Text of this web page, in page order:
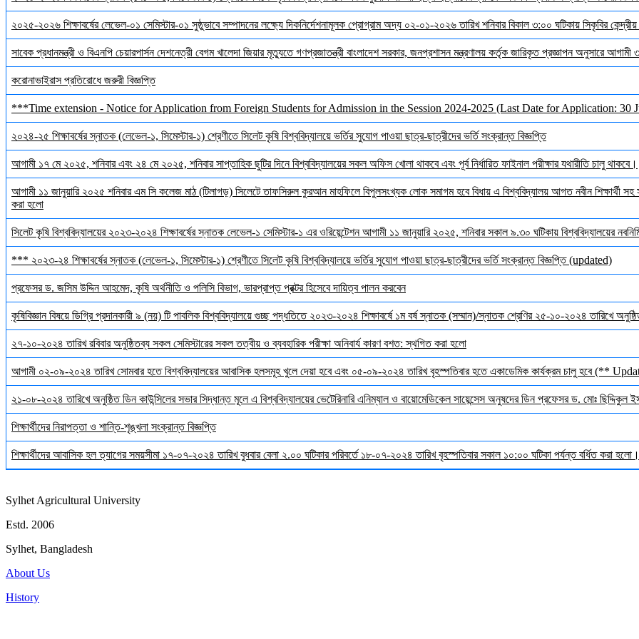
২০২৫-২০২৬ শিক্ষাবর্ষের লেভেল-০১ সেমিস্টার-০১ সুষ্ঠুভাবে সম্পাদনের লক্ষ্যে দিকনির্দেশনামূলক প্রোগ্রাম অদ্য ০২-০১-২০২৬ তারিখ শনিবার বিকাল ৩:০০ ঘটিকায় সিকৃবির
সাবেক প্রধানমন্ত্রী ও বিএনপি চেয়ারপার্সন দেশনেত্রী বেগম খালেদা জিয়ার মৃত্যুতে গণপ্রজাতন্ত্রী বাংলাদেশ সরকার, জনপ্রশাসন মন্ত্রণালয় কর্তৃক জারিকৃত প্রজ্ঞাপন অনুসারে
করোনাভাইরাস প্রতিরোধে জরুরী বিজ্ঞপ্তি
***Time extension - Notice for Application from Foreign Students for Admission in the Session 2024-2025 (Last Date for Application: 30
২০২৪-২৫ শিক্ষাবর্ষের স্নাতক (লেভেল-১, সিমেস্টার-১) শ্রেণীতে সিলেট কৃষি বিশ্ববিদ্যালয়ে ভর্তির সুযোগ পাওয়া ছাত্র-ছাত্রীদের ভর্তি সংক্রান্ত বিজ্ঞপ্তি
আগামী ১৭ মে ২০২৫, শনিবার এবং ২৪ মে ২০২৫, শনিবার সাপ্তাহিক ছুটির দিনে বিশ্ববিদ্যালয়ের সকল অফিস খোলা থাকবে এবং পূর্ব নির্ধারিত ফাইনাল পরীক্ষার যথারীতি চালু থাকবে।
আগামী ১১ জানুয়ারি ২০২৫ শনিবার এম সি কলেজ মাঠ (টিলাগড়) সিলেটে তাফসিরুল কুরআন মাহফিলে বিপুলসংখ্যক লোক সমাগম হবে বিধায় এ বিশ্ববিদ্যালয় আগত নবীন শিক্ষার্থী সহ
করা হলো
সিলেট কৃষি বিশ্ববিদ্যালয়ের ২০২৩-২০২৪ শিক্ষাবর্ষের স্নাতক লেভেল-১ সেমিস্টার-১ এর ওরিয়েন্টেশন আগামী ১১ জানুয়ারি ২০২৫, শনিবার সকাল ৯.৩০ ঘটিকায় বিশ্ববিদ্যালয়ের
*** ২০২৩-২৪ শিক্ষাবর্ষের স্নাতক (লেভেল-১, সিমেস্টার-১) শ্রেণীতে সিলেট কৃষি বিশ্ববিদ্যালয়ে ভর্তির সুযোগ পাওয়া ছাত্র-ছাত্রীদের ভর্তি সংক্রান্ত বিজ্ঞপ্তি (updated)
প্রফেসর ড. জসিম উদ্দিন আহমেদ, কৃষি অর্থনীতি ও পলিসি বিভাগ, ভারপ্রাপ্ত প্রক্টর হিসেবে দায়িত্ব পালন করবেন
কৃষিবিজ্ঞান বিষয়ে ডিগ্রি প্রদানকারী ৯ (নয়) টি পাবলিক বিশ্ববিদ্যালয়ে গুচ্ছ পদ্ধতিতে ২০২৩-২০২৪ শিক্ষাবর্ষে ১ম বর্ষ স্নাতক (সম্মান)/স্নাতক শ্রেণির ২৫-১০-২০২৪ তারিখে
২৭-১০-২০২৪ তারিখ রবিবার অনুষ্ঠিতব্য সকল সেমিস্টারের সকল তত্বীয় ও ব্যবহারিক পরীক্ষা অনিবার্য কারণ বশত: স্থগিত করা হলো
আগামী ০২-০৯-২০২৪ তারিখ সোমবার হতে বিশ্ববিদ্যালয়ের আবাসিক হলসমূহ খুলে দেয়া হবে এবং ০৫-০৯-২০২৪ তারিখ বৃহস্পতিবার হতে একাডেমিক কার্যক্রম চালু হবে (**
২১-০৮-২০২৪ তারিখে অনুষ্ঠিত ডিন কাউন্সিলের সভার সিদ্ধান্ত মূলে এ বিশ্ববিদ্যালয়ের ভেটেরিনারি এনিম্যাল ও বায়োমেডিকেল সায়েন্সেস অনুষদের ডিন প্রফেসর ড. মোঃ ছিদ্দিকুল
শিক্ষার্থীদের নিরাপত্তা ও শান্তি-শৃঙ্খলা সংক্রান্ত বিজ্ঞপ্তি
শিক্ষার্থীদের আবাসিক হল ত্যাগের সময়সীমা ১৭-০৭-২০২৪ তারিখ বুধবার বেলা ২.০০ ঘটিকার পরিবর্তে ১৮-০৭-২০২৪ তারিখ বৃহস্পতিবার সকাল ১০:০০ ঘটিকা পর্যন্ত বর্ধিত করা
Sylhet Agricultural University
Estd. 2006
Sylhet, Bangladesh
About Us
History